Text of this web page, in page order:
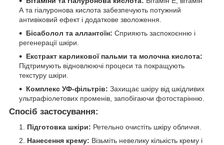
А та гіалуронова кислота забезпечують потужний
антивіковий ефект і додаткове зволоження.
Бісаболол та аллантоїн: Сприяють заспокоєнню і
регенерації шкіри.
Екстракт карликової пальми та молочна кислота:
Підтримують відновлюючі процеси та покращують
текстуру шкіри.
Комплекс УФ-фільтрів: Захищає шкіру від шкідливих
ультрафіолетових променів, запобігаючи фотостарінню.
Спосіб застосування:
Підготовка шкіри: Ретельно очистіть шкіру обличчя.
Нанесення крему: Візьміть невелику кількість крему і